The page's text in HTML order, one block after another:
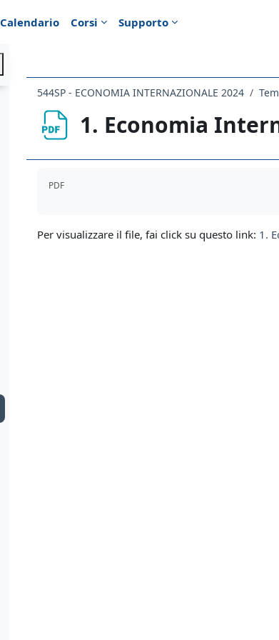
Calendario Corsi Supporto
544SP - ECONOMIA INTERNAZIONALE 2024
1. Economia
PDF
Per visualizzare il file, fai click su questo link: 1.